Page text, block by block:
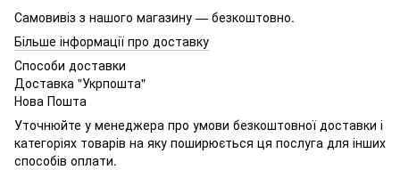
Самовивіз з нашого магазину — безкоштовно.
Більше інформації про доставку
Способи доставки
Доставка "Укрпошта"
Нова Пошта
Уточнюйте у менеджера про умови безкоштовної доставки і
категоріях товарів на яку поширюється ця послуга для інших
способів оплати.